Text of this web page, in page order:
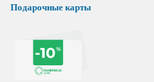
Подарочные карты